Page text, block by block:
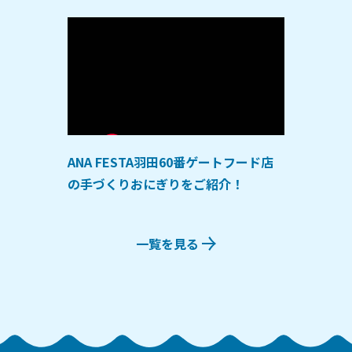
ANA FESTA羽田60番ゲートフード店
の手づくりおにぎりをご紹介！
一覧を見る